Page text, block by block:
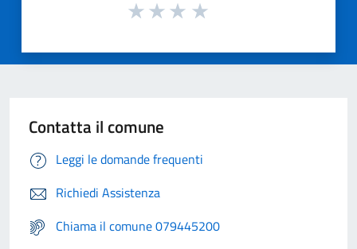
Contatta il comune
Leggi le domande frequenti
Richiedi Assistenza
Chiama il comune 079445200